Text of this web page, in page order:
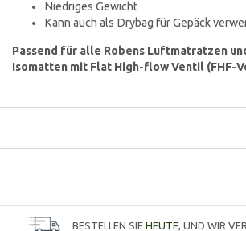
Niedriges Gewicht
Kann auch als Drybag für Gepäck
Passend für alle Robens Luftmatratzen
Isomatten mit Flat High-flow Ventil (FHF-
BESTELLEN SIE HEUTE, UND WIR